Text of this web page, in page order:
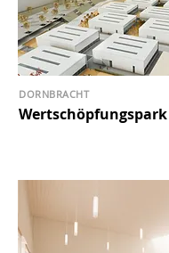
Wertschöpfungspark
DORNBRACHT